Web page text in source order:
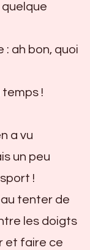
quelque
ah bon, quoi
!
a vu
un peu
!
tenter de
les doigts
et faire ce